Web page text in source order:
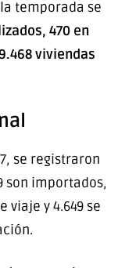
temporada se
470 en
viviendas
se registraron
son importados,
viaje y 4.649 se